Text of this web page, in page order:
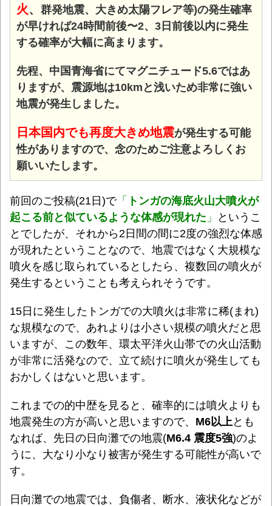
火、 群発地震、大きめ太陽フレア等)の発生確率
が早ければ24時間前後〜2、3日前後以内に発生
する確率が大幅に高まります。
先程、中国青海省にてマグニチュード5.6ではあ
りますが、震源地は10kmと浅いため非常に強い
地震が発生しました。
日本国内でも再度大きめ地震が発生する可能
性がありますので、念のためご注意よろしくお
願いいたします。
前回のご投稿(21日)で「 トンガの海底火山大噴火が
起こる前と似ているような体感が現れた 」
というこ
とでしたが、それから2日間の間に2度の強烈な体感
が現れたということなので、地震ではなく大規模な
噴火を感じ取られているとしたら、複数回の噴火が
発生するということも考えられそうです。
15日に発生したトンガでの大噴火は非常に稀(まれ)
な規模なので、あれよりは小さい規模の噴火だと思
いますが、この数年、環太平洋火山帯での火山活動
が非常に活発なので、立て続けに噴火が発生しても
おかしくはないと思います。
これまでの的中歴を見ると、確率的には噴火よりも
地震発生の方が高いと思いますので、 M6以上とも
なれば、先日の日向灘での地震(M6.4 震度5強)のよ
うに、大なり小なり被害が発生する可能性が高いで
す。
日向灘での地震では、負傷者、断水、液状化などが